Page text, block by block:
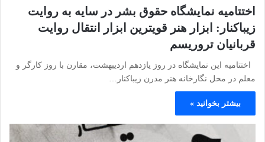
اختتامیه نمایشگاه حقوق بشر در سایه به روایت
زیباکنار: ابزار هنر قویترین ابزار انتقال روایت
قربانیان تروریسم
اختتامیه این نمایشگاه در روز یازدهم اردیبهشت، مقارن با روز کارگر و
معلم در محل نگارخانه هنر مدرن زیباکنار…
بیشتر بخوانید »